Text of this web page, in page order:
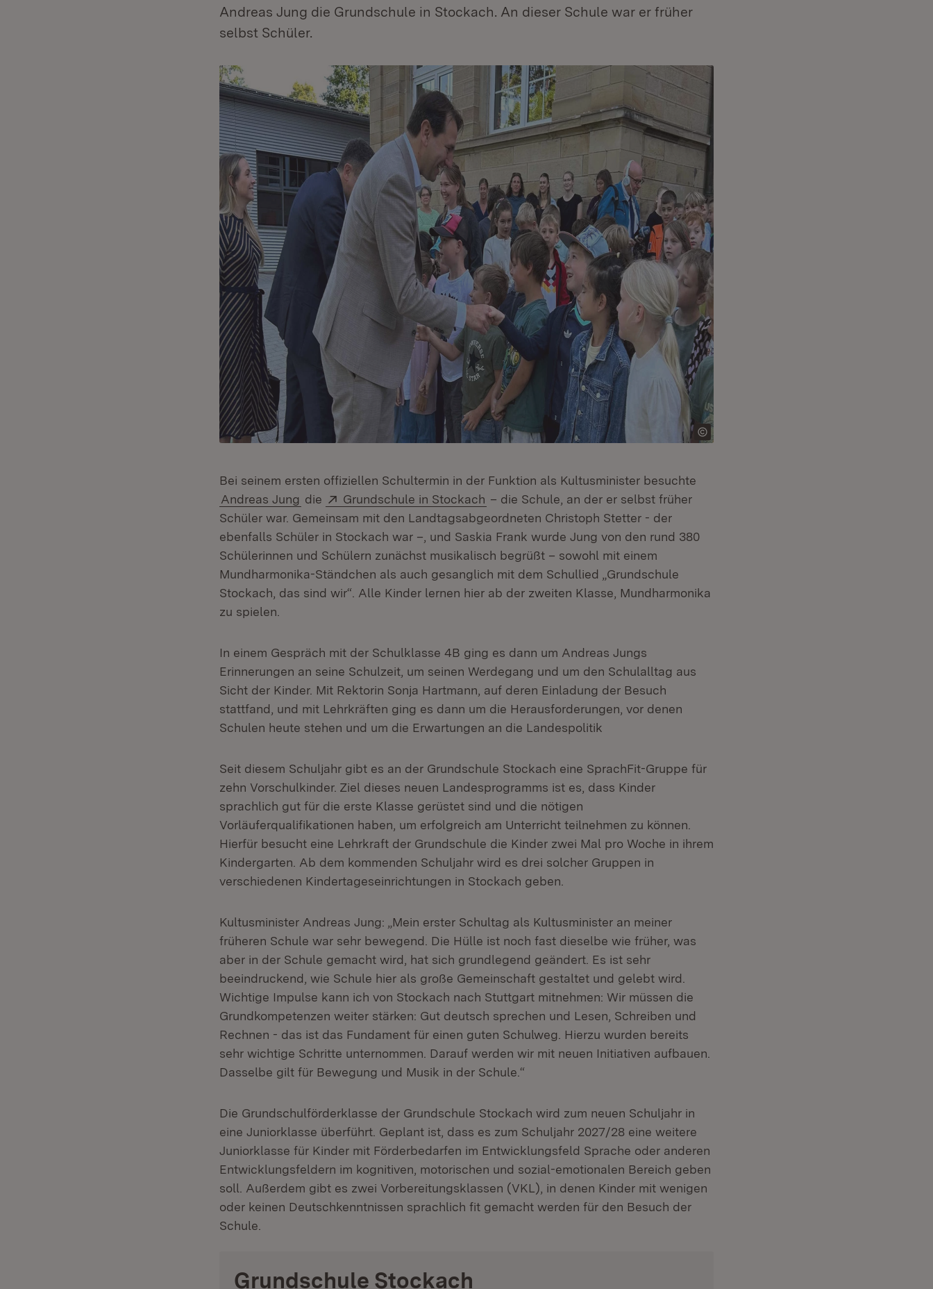
Andreas Jung die Grundschule in Stockach. An dieser Schule war er früher
selbst Schüler.
Bei seinem ersten offiziellen Schultermin in der Funktion als Kultusminister besuchte
Andreas Jung die Extern:
Grundschule in Stockach (Öffnet in neuem Fenster)
– die Schule, an der er selbst früher
Schüler war. Gemeinsam mit den Landtagsabgeordneten Christoph Stetter - der
ebenfalls Schüler in Stockach war –, und Saskia Frank wurde Jung von den rund 380
Schülerinnen und Schülern zunächst musikalisch begrüßt – sowohl mit einem
Mundharmonika-Ständchen als auch gesanglich mit dem Schullied „Grundschule
Stockach, das sind wir“. Alle Kinder lernen hier ab der zweiten Klasse, Mundharmonika
zu spielen.
In einem Gespräch mit der Schulklasse 4B ging es dann um Andreas Jungs
Erinnerungen an seine Schulzeit, um seinen Werdegang und um den Schulalltag aus
Sicht der Kinder. Mit Rektorin Sonja Hartmann, auf deren Einladung der Besuch
stattfand, und mit Lehrkräften ging es dann um die Herausforderungen, vor denen
Schulen heute stehen und um die Erwartungen an die Landespolitik
Seit diesem Schuljahr gibt es an der Grundschule Stockach eine SprachFit-Gruppe für
zehn Vorschulkinder. Ziel dieses neuen Landesprogramms ist es, dass Kinder
sprachlich gut für die erste Klasse gerüstet sind und die nötigen
Vorläuferqualifikationen haben, um erfolgreich am Unterricht teilnehmen zu können.
Hierfür besucht eine Lehrkraft der Grundschule die Kinder zwei Mal pro Woche in ihrem
Kindergarten. Ab dem kommenden Schuljahr wird es drei solcher Gruppen in
verschiedenen Kindertageseinrichtungen in Stockach geben.
Kultusminister Andreas Jung: „Mein erster Schultag als Kultusminister an meiner
früheren Schule war sehr bewegend. Die Hülle ist noch fast dieselbe wie früher, was
aber in der Schule gemacht wird, hat sich grundlegend geändert. Es ist sehr
beeindruckend, wie Schule hier als große Gemeinschaft gestaltet und gelebt wird.
Wichtige Impulse kann ich von Stockach nach Stuttgart mitnehmen: Wir müssen die
Grundkompetenzen weiter stärken: Gut deutsch sprechen und Lesen, Schreiben und
Rechnen - das ist das Fundament für einen guten Schulweg. Hierzu wurden bereits
sehr wichtige Schritte unternommen. Darauf werden wir mit neuen Initiativen aufbauen.
Dasselbe gilt für Bewegung und Musik in der Schule.“
Die Grundschulförderklasse der Grundschule Stockach wird zum neuen Schuljahr in
eine Juniorklasse überführt. Geplant ist, dass es zum Schuljahr 2027/28 eine weitere
Juniorklasse für Kinder mit Förderbedarfen im Entwicklungsfeld Sprache oder anderen
Entwicklungsfeldern im kognitiven, motorischen und sozial-emotionalen Bereich geben
soll. Außerdem gibt es zwei Vorbereitungsklassen (VKL), in denen Kinder mit wenigen
oder keinen Deutschkenntnissen sprachlich fit gemacht werden für den Besuch der
Schule.
Grundschule Stockach